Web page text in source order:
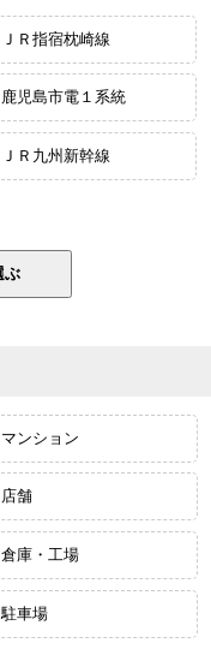
ＪＲ指宿枕崎線
鹿児島市電１系統
ＪＲ九州新幹線
マンション
店舗
倉庫・工場
駐車場